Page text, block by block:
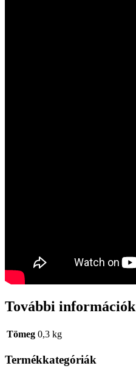
További információk
Tömeg 0,3 kg
Termékkategóriák